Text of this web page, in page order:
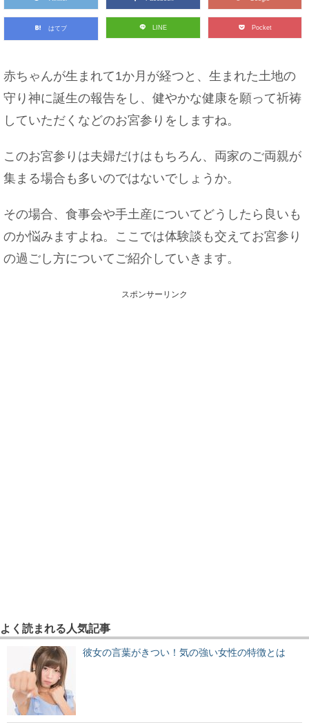
はてブ LINE Pocket
赤ちゃんが生まれて1か月が経つと、生まれた土地の
守り神に誕生の報告をし、健やかな健康を願って祈祷
していただくなどのお宮参りをしますね。
このお宮参りは夫婦だけはもちろん、両家のご両親が
集まる場合も多いのではないでしょうか。
その場合、食事会や手土産についてどうしたら良いも
のか悩みますよね。ここでは体験談も交えてお宮参り
の過ごし方についてご紹介していきます。
スポンサーリンク
よく読まれる人気記事
彼女の言葉がきつい！気の強い女性の特徴とは